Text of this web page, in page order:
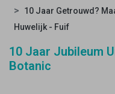
10 Jaar Getrouwd?
Huwelijk - Fuif
10 Jaar Jubileum
Botanic